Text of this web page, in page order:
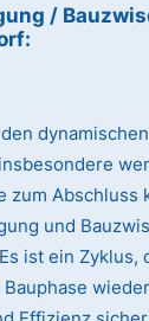
/
:
zum Abschluss
und
ist ein Zyklus,